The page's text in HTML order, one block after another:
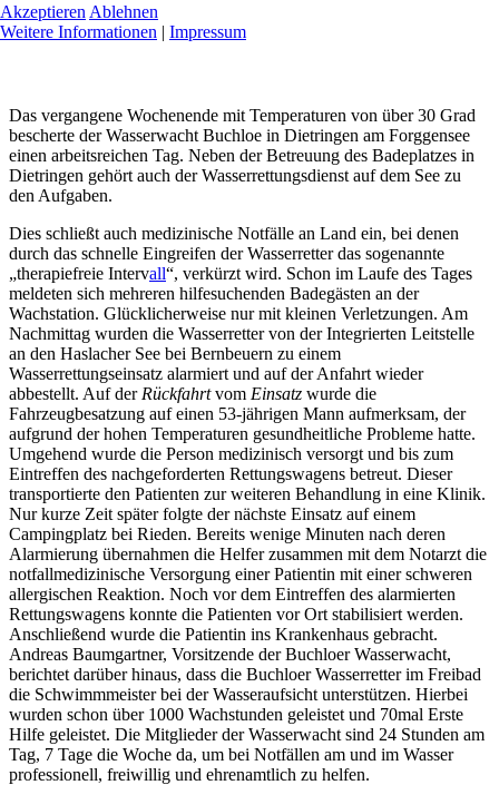
Das vergangene Wochenende mit Temperaturen von über 30 Grad
bescherte der Wasserwacht Buchloe in Dietringen am Forggensee
einen arbeitsreichen Tag. Neben der Betreuung des Badeplatzes in
Dietringen gehört auch der Wasserrettungsdienst auf dem See zu
den Aufgaben.
Dies schließt auch medizinische Notfälle an Land ein, bei denen
durch das schnelle Eingreifen der Wasserretter das sogenannte
„therapiefreie Intervall“, verkürzt wird. Schon im Laufe des Tages
meldeten sich mehreren hilfesuchenden Badegästen an der
Wachstation. Glücklicherweise nur mit kleinen Verletzungen. Am
Nachmittag wurden die Wasserretter von der Integrierten Leitstelle
an den Haslacher See bei Bernbeuern zu einem
Wasserrettungseinsatz alarmiert und auf der Anfahrt wieder
abbestellt. Auf der Rückfahrtvom Einsatz wurde die
Fahrzeugbesatzung auf einen 53-jährigen Mann aufmerksam, der
aufgrund der hohen Temperaturen gesundheitliche Probleme hatte.
Umgehend wurde die Person medizinisch versorgt und bis zum
Eintreffen des nachgeforderten Rettungswagens betreut. Dieser
transportierte den Patienten zur weiteren Behandlung in eine Klinik.
Nur kurze Zeit später folgte der nächste Einsatz auf einem
Campingplatz bei Rieden. Bereits wenige Minuten nach deren
Alarmierung übernahmen die Helfer zusammen mit dem Notarzt die
notfallmedizinische Versorgung einer Patientin mit einer schweren
allergischen Reaktion. Noch vor dem Eintreffen des alarmierten
Rettungswagens konnte die Patienten vor Ort stabilisiert werden.
Anschließend wurde die Patientin ins Krankenhaus gebracht.
Andreas Baumgartner, Vorsitzende der Buchloer Wasserwacht,
berichtet darüber hinaus, dass die Buchloer Wasserretter im Freibad
die Schwimmmeister bei der Wasseraufsicht unterstützen. Hierbei
wurden schon über 1000 Wachstunden geleistet und 70mal Erste
Hilfe geleistet. Die Mitglieder der Wasserwacht sind 24 Stunden am
Tag, 7 Tage die Woche da, um bei Notfällen am und im Wasser
professionell, freiwillig und ehrenamtlich zu helfen.
Akzeptieren Ablehnen
Weitere Informationen | Impressum